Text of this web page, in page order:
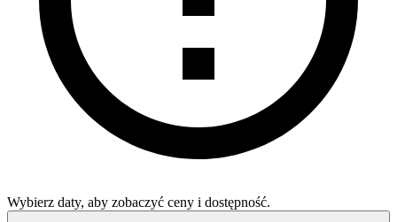
Wybierz daty, aby zobaczyć ceny i dostępność.